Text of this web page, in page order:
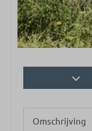
Omschrijving